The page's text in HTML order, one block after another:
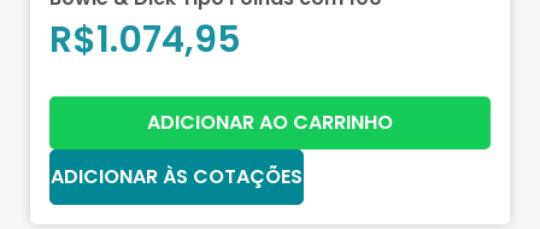
R$1.074,95
ADICIONAR AO CARRINHO
ADICIONAR ÀS COTAÇÕES